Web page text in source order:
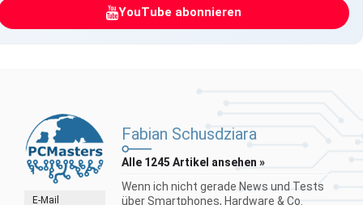
YouTube abonnieren
E-Mail
Fabian Schusdziara
Alle 1245 Artikel ansehen »
Wenn ich nicht gerade News und Tests
über Smartphones, Hardware & Co.